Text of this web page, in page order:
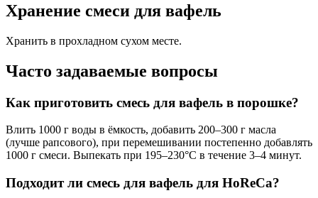
Хранение смеси для вафель
Хранить в прохладном сухом месте.
Часто задаваемые вопросы
Как приготовить смесь для вафель в порошке?
Влить 1000 г воды в ёмкость, добавить 200–300 г масла
(лучше рапсового), при перемешивании постепенно добавлять
1000 г смеси. Выпекать при 195–230°C в течение 3–4 минут.
Подходит ли смесь для вафель для HoReCa?